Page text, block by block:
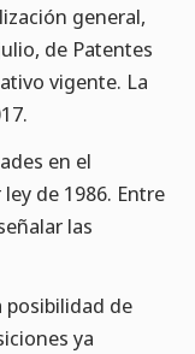
general,
de Patentes
vigente. La
en el
de 1986. Entre
las
posibilidad de
ya